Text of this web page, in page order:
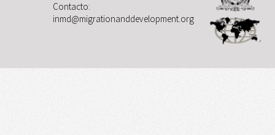
Contacto:
inmd@migrationanddevelopment.org